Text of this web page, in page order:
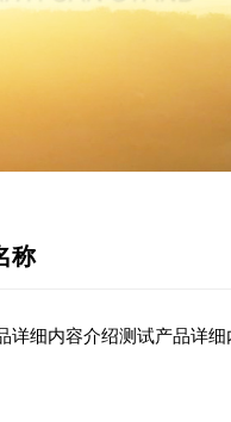
称
详细内容介绍测试产品详